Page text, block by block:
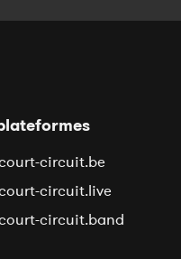
circuit.be
circuit.live
circuit.band